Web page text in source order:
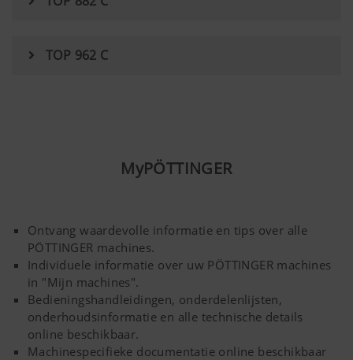
TOP 962 C
MyPÖTTINGER
Ontvang waardevolle informatie en tips over alle
PÖTTINGER machines.
Individuele informatie over uw PÖTTINGER machines
in "Mijn machines".
Bedieningshandleidingen, onderdelenlijsten,
onderhoudsinformatie en alle technische details
online beschikbaar.
Machinespecifieke documentatie online beschikbaar